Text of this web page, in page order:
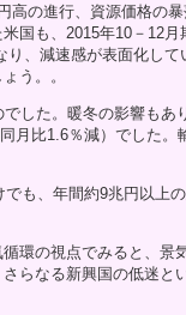
の進行、資源価格の
国も、2015年10－12
、減速感が表面化し
う。。
した。暖冬の影響もあ
月比1.6％減）でした
も、年間約9兆円以上
環の視点でみると、景
らなる新興国の低迷と